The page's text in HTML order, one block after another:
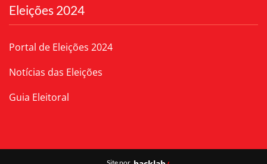
Eleições 2024
Portal de Eleições 2024
Notícias das Eleições
Guia Eleitoral